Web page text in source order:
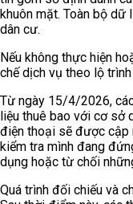
khuôn mặt. Toàn bộ
dân cư.
Nếu không thực hiện
chế dịch vụ theo lộ
Từ ngày 15/4/2026,
liệu thuê bao với cơ sở
điện thoại sẽ được cập
kiểm tra mình đang
dụng hoặc từ chối
Quá trình đối chiếu và